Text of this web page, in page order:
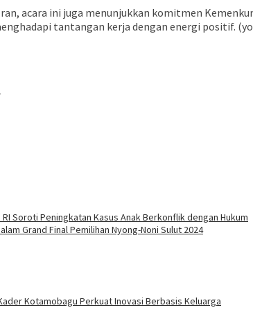
acara ini juga menunjukkan komitmen
tantangan kerja dengan energi positif.
RI Soroti Peningkatan Kasus Anak Berkonflik dengan Hukum
Grand Final Pemilihan Nyong-Noni Sulut 2024
Kotamobagu Perkuat Inovasi Berbasis Keluarga